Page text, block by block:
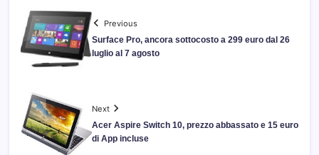
Previous
Surface Pro, ancora sottocosto a 299 euro dal 26
luglio al 7 agosto
Next
Acer Aspire Switch 10, prezzo abbassato e 15 euro
di App incluse